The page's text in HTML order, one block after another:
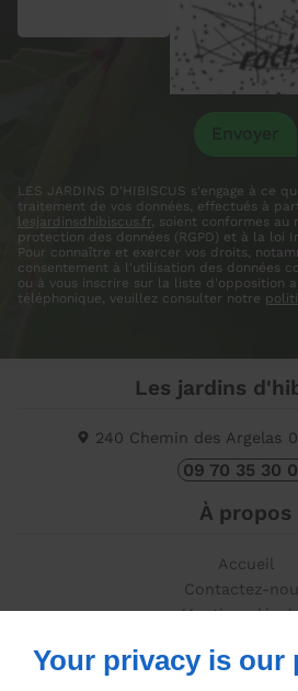
LES JARDINS D'HIBISCUS s'engage à ce
traitement de vos données, effectués à
lesjardinsdhibiscus.fr, soient conformes au
protection des données (RGPD) et à la loi
Pour connaître et exercer vos droits,
consentement à l'utilisation des données
ou à vous inscrire sur la liste d'opposition
téléphonique, veuillez consulter notre
Les jardins
240 Chemin des Argelas
09 70 35 30
À propos
Accueil
Contactez-
Mentions
Suivez-nous
Your privacy is our